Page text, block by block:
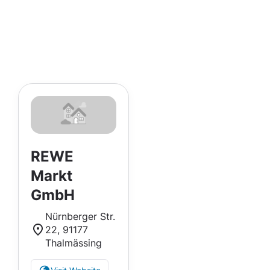
REWE
Markt
GmbH
Nürnberger Str.
22, 91177
Thalmässing